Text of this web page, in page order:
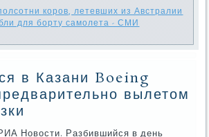
коров, летевших из Австралии
для борту самолета - СМИ
в Казани Boeing
вылетом
Новости. Разбившийся в день